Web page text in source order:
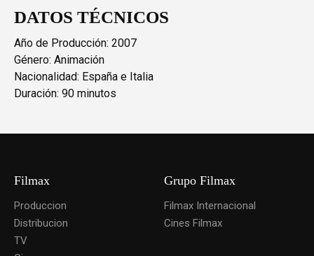
DATOS TÉCNICOS
Año de Producción: 2007
Género: Animación
Nacionalidad: España e Italia
Duración: 90 minutos
Filmax
Produccion
Distribucion
TV
Grupo Filmax
Filmax Internacional
Cines Filmax